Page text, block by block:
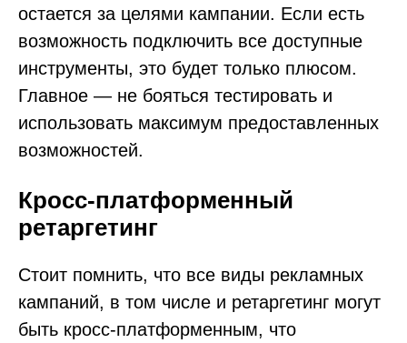
остается за целями кампании. Если есть
возможность подключить все доступные
инструменты, это будет только плюсом.
Главное — не бояться тестировать и
использовать максимум предоставленных
возможностей.
Кросс-платформенный
ретаргетинг
Стоит помнить, что все виды рекламных
кампаний, в том числе и ретаргетинг могут
быть кросс-платформенным, что